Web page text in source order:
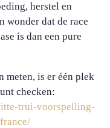
herstel en
wonder dat de race
is dan een pure
meten, is er één plek
checken:
trui-voorspelling-